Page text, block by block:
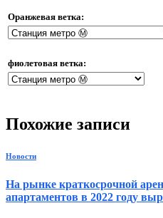
Оранжевая ветка:
фиолетовая ветка:
Похожие записи
Новости
На рынке краткосрочной
апартаментов в 2022 году